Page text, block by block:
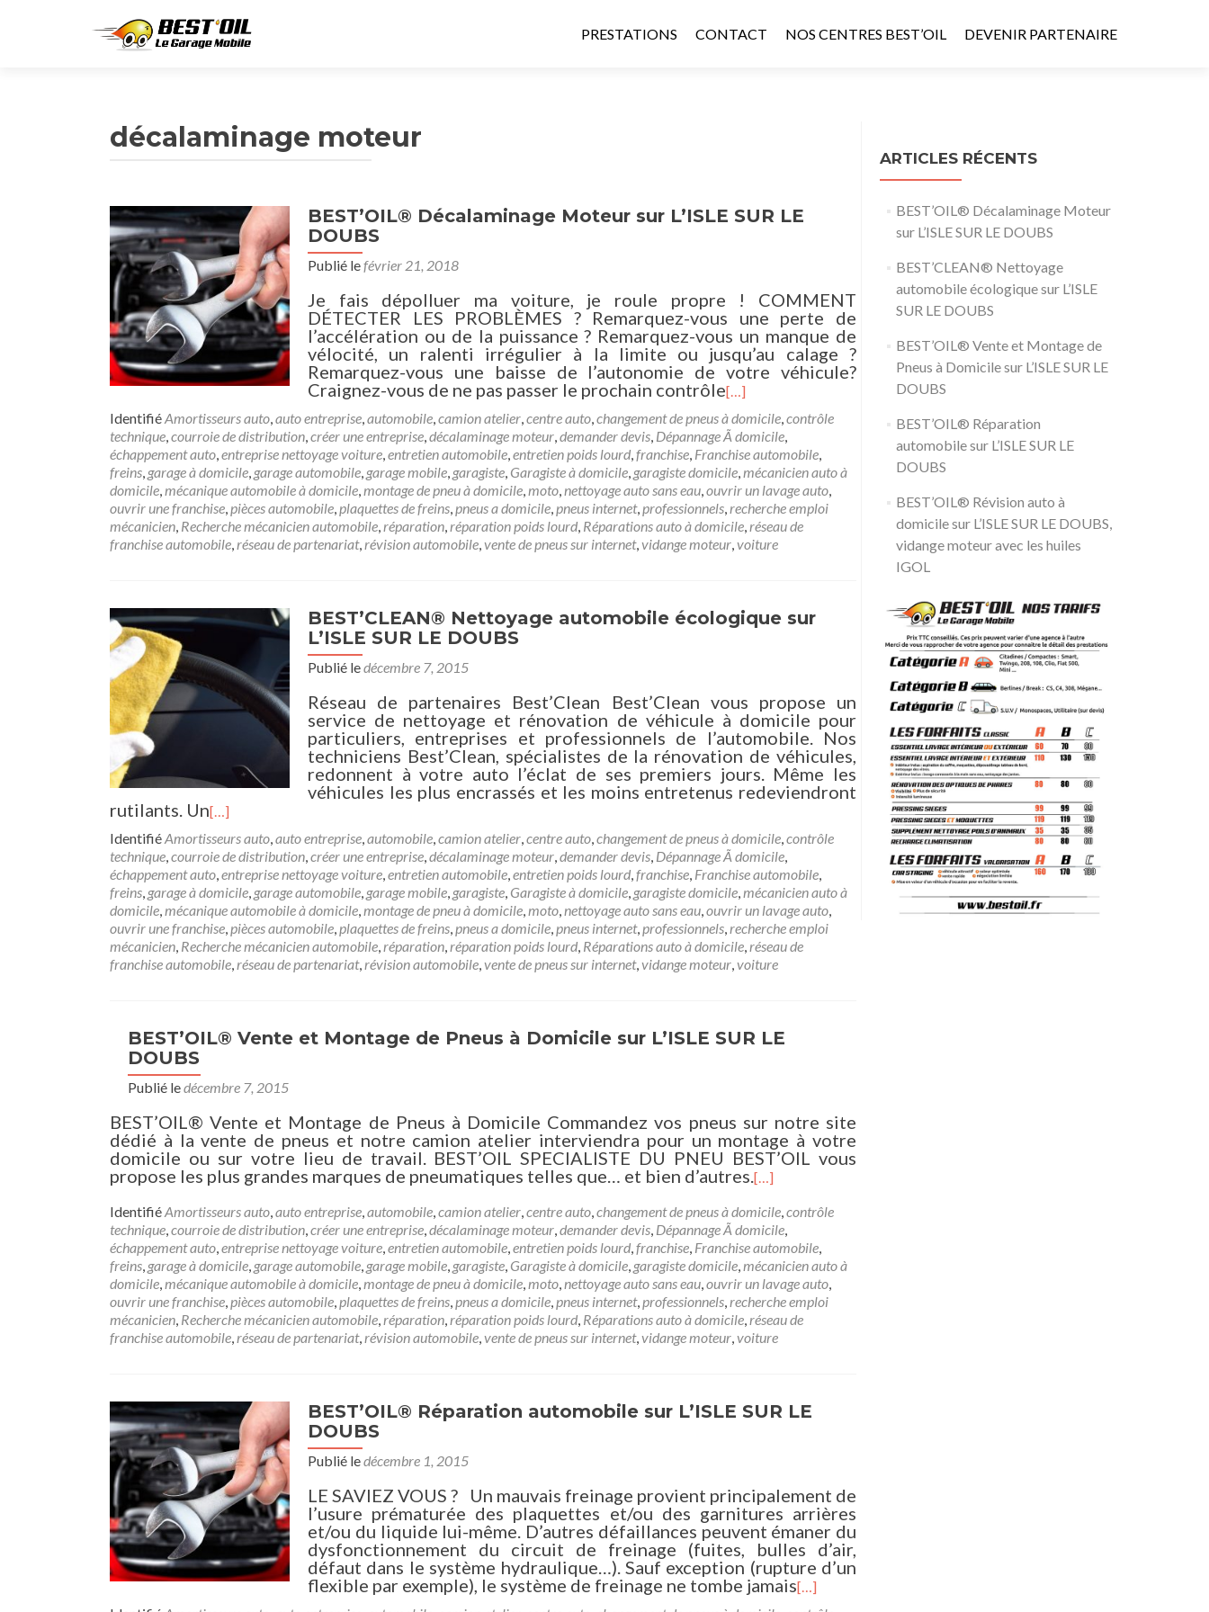
PRESTATIONS
CONTACT NOS CENTRES BEST’OIL DEVENIR PARTENAIRE
décalaminage moteur
BEST’OIL® Décalaminage Moteur sur L’ISLE SUR LE
DOUBS
Publié lefévrier 21, 2018
Je fais dépolluer ma voiture, je roule propre ! COMMENT
DÉTECTER LES PROBLÈMES ? Remarquez-vous une perte de
l’accélération ou de la puissance ? Remarquez-vous un manque de
vélocité, un ralenti irrégulier à la limite ou jusqu’au calage ?
Remarquez-vous une baisse de l’autonomie de votre véhicule?
Craignez-vous de ne pas passer le prochain contrôle[…]
IdentifiéAmortisseurs auto,auto entreprise,automobile,camion atelier,centre auto,changement de pneus à domicile,contrôle
technique,courroie de distribution,créer une entreprise,décalaminage moteur,demander devis, Dépannage Ã domicile,
échappement auto,entreprise nettoyage voiture,entretien automobile,entretien poids lourd,franchise, Franchise automobile,
freins, garage à domicile, garage automobile, garage mobile, garagiste, Garagiste à domicile, garagiste domicile,mécanicien auto à
domicile,mécanique automobile à domicile,montage de pneu à domicile,moto,nettoyage auto sans eau,ouvrir un lavage auto,
ouvrir une franchise,pièces automobile,plaquettes de freins,pneus a domicile,pneus internet,professionnels,recherche emploi
mécanicien, Recherche mécanicien automobile,réparation,réparation poids lourd, Réparations auto à domicile,réseau de
franchise automobile,réseau de partenariat,révision automobile,vente de pneus sur internet,vidange moteur,voiture
BEST’CLEAN® Nettoyage automobile écologique sur
L’ISLE SUR LE DOUBS
Publié ledécembre 7, 2015
Réseau de partenaires Best’Clean Best’Clean vous propose un
service de nettoyage et rénovation de véhicule à domicile pour
particuliers, entreprises et professionnels de l’automobile. Nos
techniciens Best’Clean, spécialistes de la rénovation de véhicules,
redonnent à votre auto l’éclat de ses premiers jours. Même les
véhicules les plus encrassés et les moins entretenus redeviendront
rutilants. Un[…]
IdentifiéAmortisseurs auto,auto entreprise,automobile,camion atelier,centre auto,changement de pneus à domicile,contrôle
technique,courroie de distribution,créer une entreprise,décalaminage moteur,demander devis, Dépannage Ã domicile,
échappement auto,entreprise nettoyage voiture,entretien automobile,entretien poids lourd,franchise, Franchise automobile,
freins, garage à domicile, garage automobile, garage mobile, garagiste, Garagiste à domicile, garagiste domicile,mécanicien auto à
domicile,mécanique automobile à domicile,montage de pneu à domicile,moto,nettoyage auto sans eau,ouvrir un lavage auto,
ouvrir une franchise,pièces automobile,plaquettes de freins,pneus a domicile,pneus internet,professionnels,recherche emploi
mécanicien, Recherche mécanicien automobile,réparation,réparation poids lourd, Réparations auto à domicile,réseau de
franchise automobile,réseau de partenariat,révision automobile,vente de pneus sur internet,vidange moteur,voiture
BEST’OIL® Vente et Montage de Pneus à Domicile sur L’ISLE SUR LE
DOUBS
Publié ledécembre 7, 2015
BEST’OIL® Vente et Montage de Pneus à Domicile Commandez vos pneus sur notre site
dédié à la vente de pneus et notre camion atelier interviendra pour un montage à votre
domicile ou sur votre lieu de travail. BEST’OIL SPECIALISTE DU PNEU BEST’OIL vous
propose les plus grandes marques de pneumatiques telles que… et bien d’autres.[…]
IdentifiéAmortisseurs auto,auto entreprise,automobile,camion atelier,centre auto,changement de pneus à domicile,contrôle
technique,courroie de distribution,créer une entreprise,décalaminage moteur,demander devis, Dépannage Ã domicile,
échappement auto,entreprise nettoyage voiture,entretien automobile,entretien poids lourd,franchise, Franchise automobile,
freins, garage à domicile, garage automobile, garage mobile, garagiste, Garagiste à domicile, garagiste domicile,mécanicien auto à
domicile,mécanique automobile à domicile,montage de pneu à domicile,moto,nettoyage auto sans eau,ouvrir un lavage auto,
ouvrir une franchise,pièces automobile,plaquettes de freins,pneus a domicile,pneus internet,professionnels,recherche emploi
mécanicien, Recherche mécanicien automobile,réparation,réparation poids lourd, Réparations auto à domicile,réseau de
franchise automobile,réseau de partenariat,révision automobile,vente de pneus sur internet,vidange moteur,voiture
BEST’OIL® Réparation automobile sur L’ISLE SUR LE
DOUBS
Publié ledécembre 1, 2015
LE SAVIEZ VOUS ? Un mauvais freinage provient principalement de
l’usure prématurée des plaquettes et/ou des garnitures arrières
et/ou du liquide lui-même. D’autres défaillances peuvent émaner du
dysfonctionnement du circuit de freinage (fuites, bulles d’air,
défaut dans le système hydraulique…). Sauf exception (rupture d’un
flexible par exemple), le système de freinage ne tombe jamais[…]
ARTICLES RÉCENTS
BEST’OIL® Décalaminage Moteur
sur L’ISLE SUR LE DOUBS
BEST’CLEAN® Nettoyage
automobile écologique sur L’ISLE
SUR LE DOUBS
BEST’OIL® Vente et Montage de
Pneus à Domicile sur L’ISLE SUR LE
DOUBS
BEST’OIL® Réparation
automobile sur L’ISLE SUR LE
DOUBS
BEST’OIL® Révision auto à
domicile sur L’ISLE SUR LE DOUBS,
vidange moteur avec les huiles
IGOL